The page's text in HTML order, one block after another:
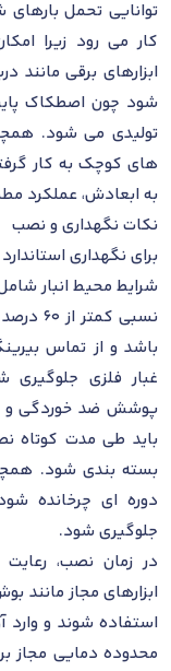
توانایی تحمل
کار می رود زیرا
ابزارهای برقی
شود چون اصطکاک
تولیدی می شود.
های کوچک به کار
به ابعادش، عملکرد
نکات نگهداری و نصب
نسبی
باشد و از تماس
غبار فلزی
پوشش ضد خوردگی و
باید طی مدت کوتاه
بسته بندی شود.
دوره ای چرخانده
جلوگیری شود.
در زمان نصب،
ابزارهای مجاز مانند
استفاده شوند و
محدوده دمایی مجاز